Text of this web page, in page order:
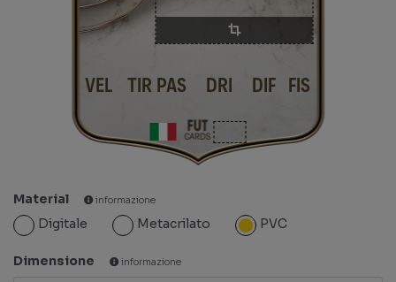
Material informazione
Digitale Metacrilato PVC
Dimensione informazione
VEL PAS DIF
TIR DRI FIS